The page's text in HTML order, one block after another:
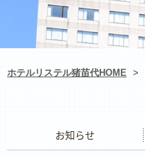
ホテルリステル猪苗代HOME >